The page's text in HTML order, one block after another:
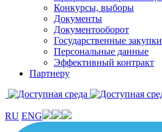
Конкурсы, выборы
Документы
Документооборот
Государственные закупки
Персональные данные
Эффективный контракт
Партнеру
RU ENG